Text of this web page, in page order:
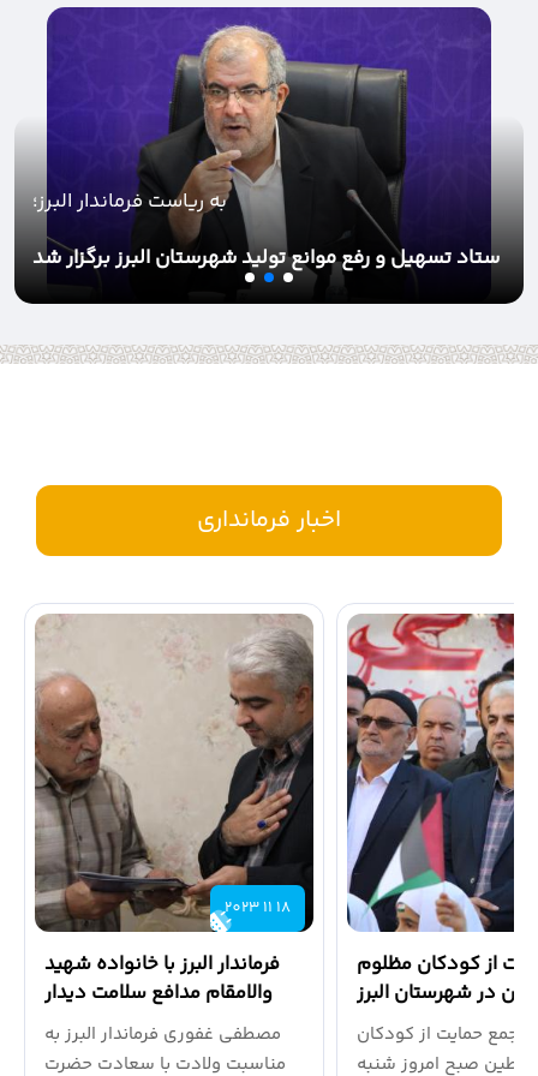
به ریاست فرماندار البرز؛
ستاد تسهیل و رفع موانع تولید شهرستان البرز برگزار شد
اخبار فرمانداری
اخبار بخشداری ها
گالری تصاویر
2023 11 18
فرماندار البرز با خانواده شهید
والامقام مدافع سلامت دیدار
کرد
مصطفی غفوری فرماندار البرز به
مناسبت ولادت با سعادت حضرت
از کودکان مظلوم
در شهرستان البرز
برگزار شد
تجمع حمایت از کودکان
صبح امروز شنبه